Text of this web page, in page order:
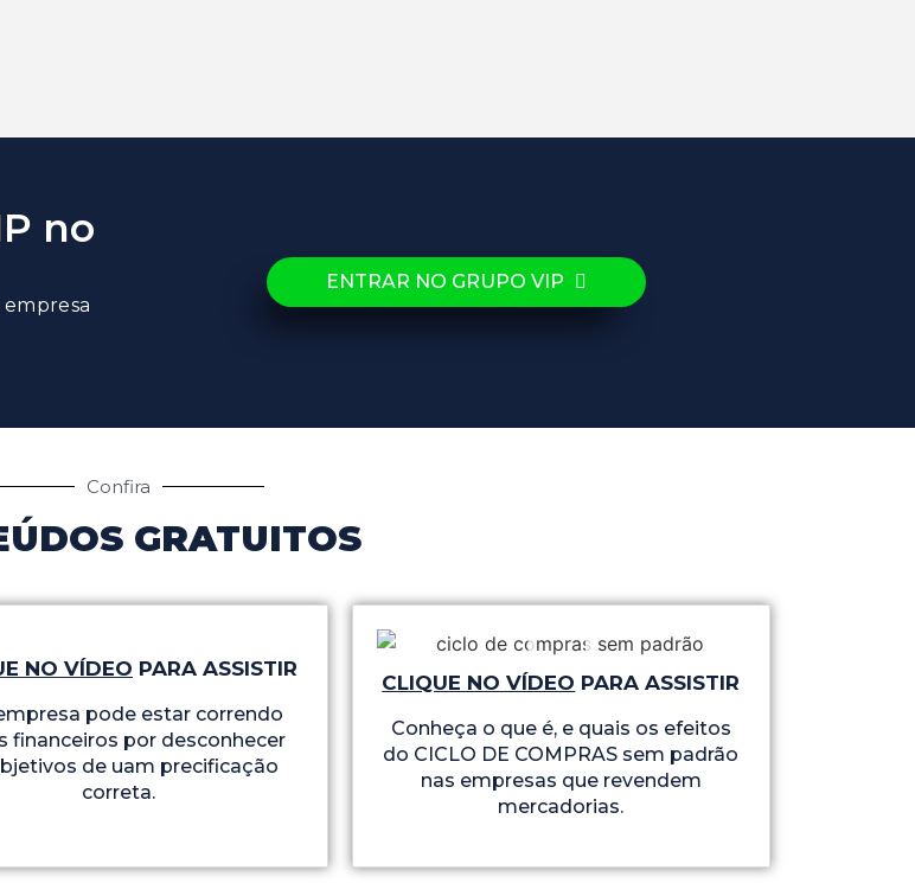
no
empresa
ENTRAR NO GRUPO VIP
Confira
GRATUITOS
NO VÍDEO PARA ASSISTIR
pode estar correndo
financeiros por desconhecer
de uam precificação
correta.
CLIQUE NO VÍDEO PARA ASSISTIR
Conheça o que é, e quais os efeitos
do CICLO DE COMPRAS sem padrão
nas empresas que revendem
mercadorias.